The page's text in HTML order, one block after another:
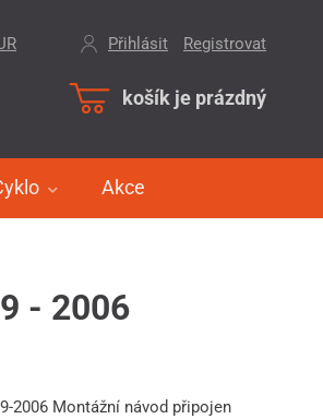
košík je prázdný
Akce
Přihlásit Registrovat
- 2006
2006 Montážní návod připojen